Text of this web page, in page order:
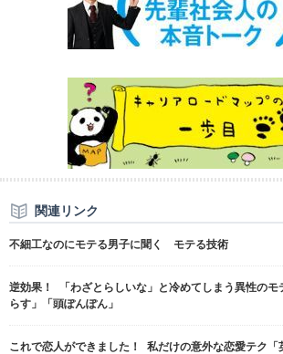
関連リンク
不細工なのにモテる男子に聞く モテる技術
逆効果！ 「わざとらしいな」と冷めてしまう異性のモ
らす」「頭ぽんぽん」
これで恋人ができました！ 私だけの意外な恋愛テク「